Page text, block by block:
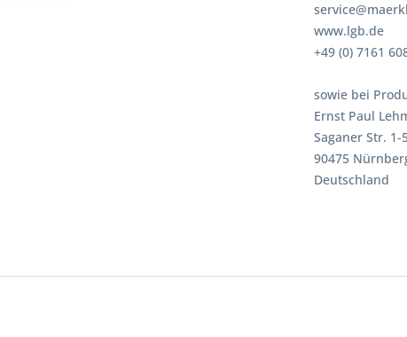
www.lgb.de
+49 (0) 7161
sowie bei
Ernst Paul
Saganer Str. 1-
90475
Deutschland